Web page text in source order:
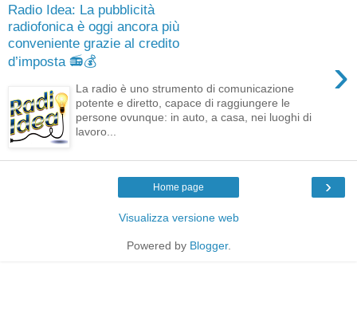
Radio Idea: La pubblicità
radiofonica è oggi ancora più
conveniente grazie al credito
d’imposta 📻💰
›
La radio è uno strumento di comunicazione
potente e diretto, capace di raggiungere le
persone ovunque: in auto, a casa, nei luoghi di
lavoro...
›
Home page
Visualizza versione web
Powered by Blogger.